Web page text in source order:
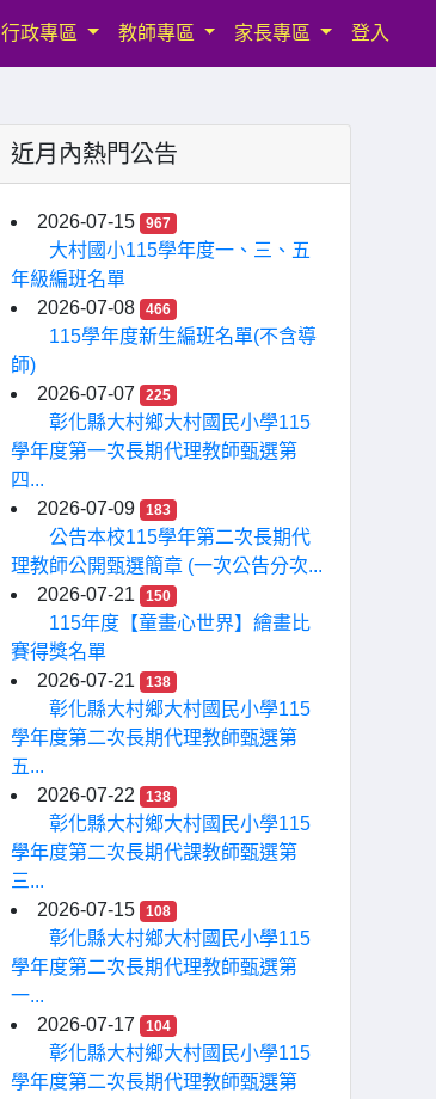
行政專區 教師專區 家長專區 登入
近月內熱門公告
2026-07-15 967
大村國小115學年度一、三、五
年級編班名單
2026-07-08
466
115學年度新生編班名單(不含導
師)
2026-07-07
225
彰化縣大村鄉大村國民小學115
學年度第一次長期代理教師甄選第
四...
2026-07-09
183
公告本校115學年第二次長期代
理教師公開甄選簡章 (一次公告分次...
2026-07-21
150
115年度【童畫心世界】繪畫比
賽得獎名單
2026-07-21
138
彰化縣大村鄉大村國民小學115
學年度第二次長期代理教師甄選第
五...
2026-07-22
138
彰化縣大村鄉大村國民小學115
學年度第二次長期代課教師甄選第
三...
2026-07-15
108
彰化縣大村鄉大村國民小學115
學年度第二次長期代理教師甄選第
一...
2026-07-17
104
彰化縣大村鄉大村國民小學115
學年度第二次長期代理教師甄選第